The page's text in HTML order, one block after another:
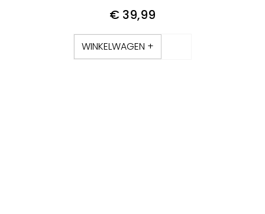
€ 39,99
WINKELWAGEN +